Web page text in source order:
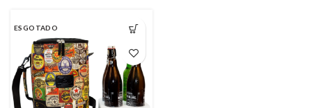
ESGOTADO